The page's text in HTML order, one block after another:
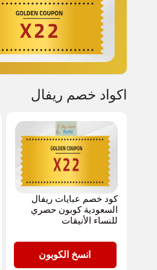
اكواد خصم ريفال
كود خصم عبايات ريفال
السعودية كوبون حصري
للنساء الأنيقات
انسخ الكوبون